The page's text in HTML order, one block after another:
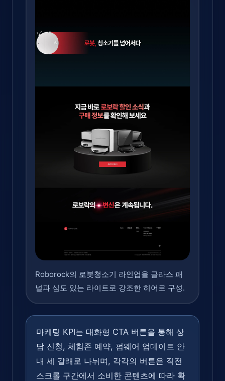
Roborock의 로봇청소기 라인업을 글라스 패
널과 심도 있는 라이트로 강조한 히어로 구성.
마케팅 KPI는 대화형 CTA 버튼을 통해 상
담 신청, 체험존 예약, 펌웨어 업데이트 안
내 세 갈래로 나뉘며, 각각의 버튼은 직전
스크롤 구간에서 소비한 콘텐츠에 따라 확